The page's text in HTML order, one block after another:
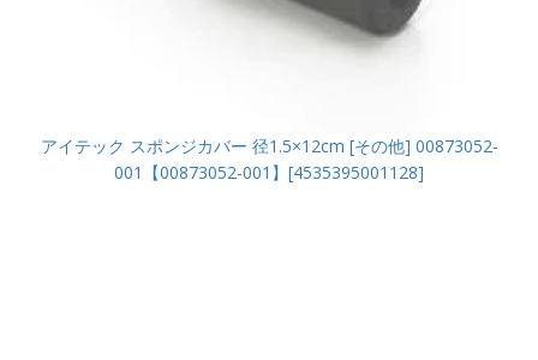
アイテック スポンジカバー 径1.5×12cm [その他] 00873052-
001【00873052-001】[4535395001128]